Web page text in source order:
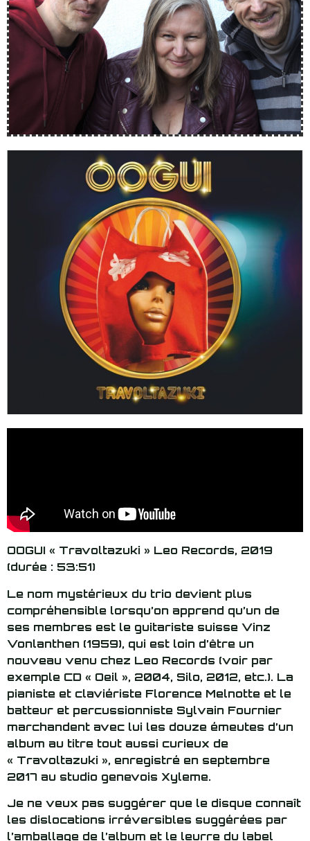
OOGUI « Travoltazuki » Leo Records, 2019
(durée : 53:51)
Le nom mystérieux du trio devient plus
compréhensible lorsqu’on apprend qu’un de
ses membres est le guitariste suisse Vinz
Vonlanthen (1959), qui est loin d’être un
nouveau venu chez Leo Records (voir par
exemple CD « Oeil », 2004, Silo, 2012, etc.). La
pianiste et claviériste Florence Melnotte et le
batteur et percussionniste Sylvain Fournier
marchandent avec lui les douze émeutes d’un
album au titre tout aussi curieux de
« Travoltazuki », enregistré en septembre
2017 au studio genevois Xyleme.
Je ne veux pas suggérer que le disque connaît
les dislocations irréversibles suggérées par
l’amballage de l’album et le leurre du label